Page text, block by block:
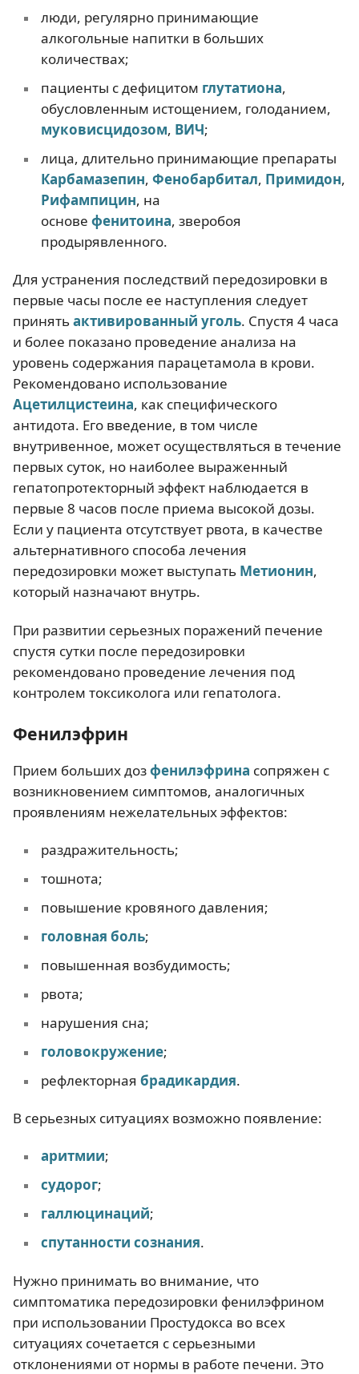
люди, регулярно принимающие
алкогольные напитки в больших
количествах;
пациенты с дефицитом глутатиона,
обусловленным истощением, голоданием,
муковисцидозом, ВИЧ;
лица, длительно принимающие препараты
Карбамазепин, Фенобарбитал, Примидон,
Рифампицин, на
основе фенитоина, зверобоя
продырявленного.
Для устранения последствий передозировки в
первые часы после ее наступления следует
принятьактивированный уголь. Спустя 4 часа
и более показано проведение анализа на
уровень содержания парацетамола в крови.
Рекомендовано использование
Ацетилцистеина, как специфического
антидота. Его введение, в том числе
внутривенное, может осуществляться в течение
первых суток, но наиболее выраженный
гепатопротекторный эффект наблюдается в
первые 8 часов после приема высокой дозы.
Если у пациента отсутствует рвота, в качестве
альтернативного способа лечения
передозировки может выступать Метионин,
который назначают внутрь.
При развитии серьезных поражений печение
спустя сутки после передозировки
рекомендовано проведение лечения под
контролем токсиколога или гепатолога.
Фенилэфрин
Прием больших дозфенилэфрина сопряжен с
возникновением симптомов, аналогичных
проявлениям нежелательных эффектов:
раздражительность;
тошнота;
повышение кровяного давления;
головная боль;
повышенная возбудимость;
рвота;
нарушения сна;
головокружение;
рефлекторная брадикардия.
В серьезных ситуациях возможно появление:
аритмии;
судорог;
галлюцинаций;
спутанности сознания.
Нужно принимать во внимание, что
симптоматика передозировки фенилэфрином
при использовании Простудокса во всех
ситуациях сочетается с серьезными
отклонениями от нормы в работе печени. Это